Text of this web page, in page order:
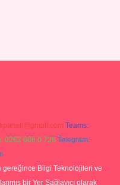
Teams:
0262 606 0 726 Telegram:
gereğince Bilgi Teknolojileri ve
bir Yer Sağlayıcı olarak